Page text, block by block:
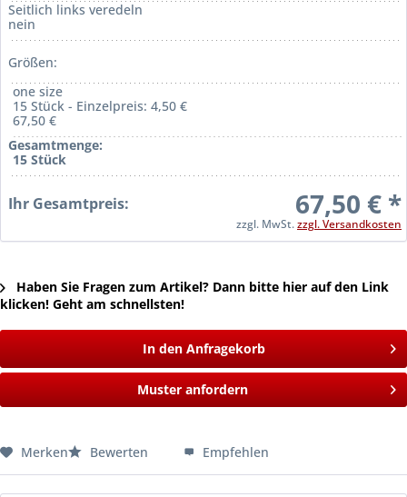
Seitlich links veredeln
nein
Größen:
one size
15 Stück - Einzelpreis: 4,50 €
67,50 €
Gesamtmenge:
15 Stück
Ihr Gesamtpreis: 67,50 € *
zzgl. MwSt.zzgl. Versandkosten
Haben Sie Fragen zum Artikel? Dann bitte hier auf den Link
klicken! Geht am schnellsten!
In den Anfragekorb
Muster anfordern
Merken Bewerten Empfehlen